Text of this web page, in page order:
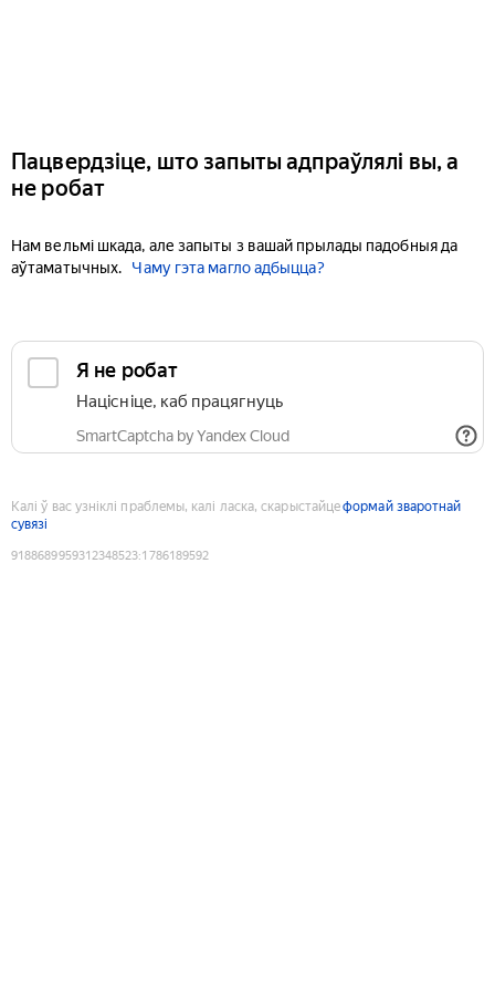
Пацвердзіце, што запыты адпраўлялі вы, а
не робат
Нам вельмі шкада, але запыты з вашай прылады падобныя да
аўтаматычных.
Чаму гэта магло адбыцца?
Я не робат
Націсніце, каб працягнуць
SmartCaptcha by Yandex Cloud
Калі ў вас узніклі праблемы, калі ласка, скарыстайцеформай зваротнай
сувязі
9188689959312348523:1786189592